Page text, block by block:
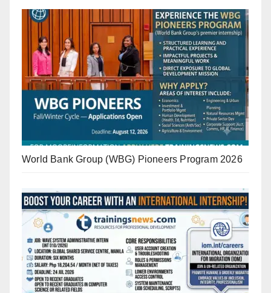
World Bank Group (WBG) Pioneers Program 2026